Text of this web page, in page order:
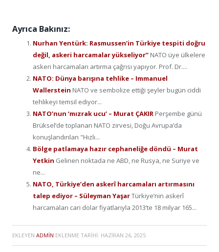
Ayrıca Bakınız:
Nurhan Yentürk: Rasmussen’in Türkiye tespiti doğru
değil, askeri harcamalar yükseliyor” NATO üye ülkelere
askeri harcamaları artırma çağrısı yapıyor. Prof. Dr....
NATO: Dünya barışına tehlike – Immanuel
Wallerstein NATO ve sembolize ettiği şeyler bugün ciddi
tehlikeyi temsil ediyor...
NATO’nun ‘mızrak ucu’ – Murat ÇAKIR Perşembe günü
Brüksel’de toplanan NATO zirvesi, Doğu Avrupa’da
konuşlandırılan "Hızlı...
Bölge patlamaya hazır cephaneliğe döndü – Murat
Yetkin Gelinen noktada ne ABD, ne Rusya, ne Suriye ve
ne...
NATO, Türkiye’den askerî harcamaları artırmasını
talep ediyor – Süleyman YaşarTürkiye’nin askerî
harcamaları cari dolar fiyatlarıyla 2013’te 18 milyar 165...
EKLEYEN ADMIN EKLENME TARIHI: HAZIRAN 26, 2025